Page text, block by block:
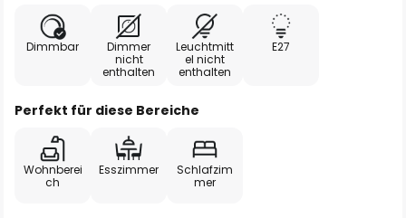
Dimmbar
Dimmer
nicht
enthalten
Leuchtmitt
el nicht
enthalten
E27
Perfekt für diese Bereiche
Wohnberei
ch
Esszimmer
Schlafzim
mer